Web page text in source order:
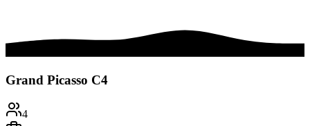
Grand Picasso C4
4